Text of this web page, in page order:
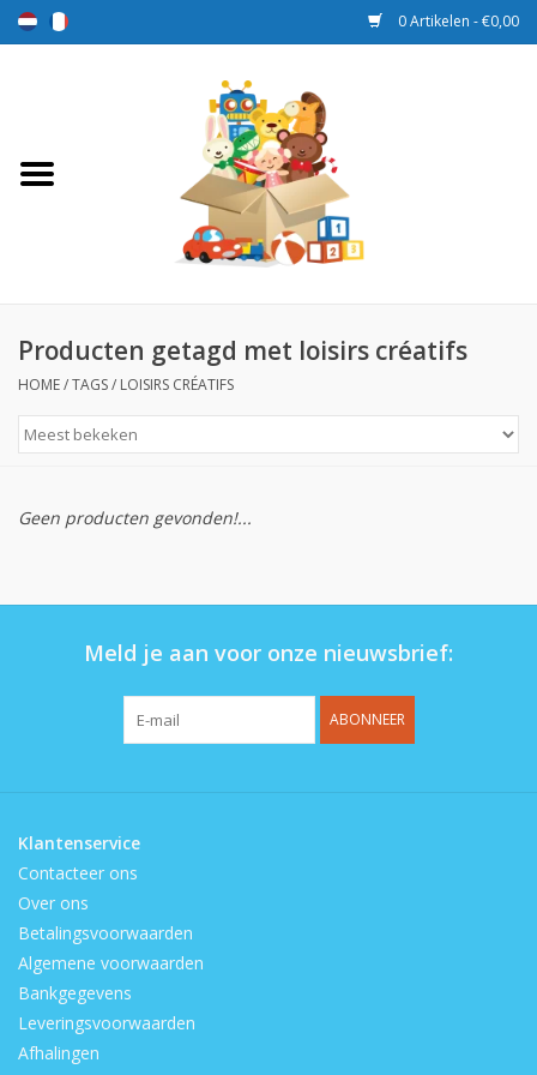
0 Artikelen - €0,00
Speelgoed
Beloningsdozen
Nieuw
Prijs
Producten getagd met loisirs créatifs
HOME/TAGS/ LOISIRS CRÉATIFS
Geen producten gevonden!...
Meld je aan voor onze nieuwsbrief:
ABONNEER
Klantenservice
Contacteer ons
Over ons
Betalingsvoorwaarden
Algemene voorwaarden
Bankgegevens
Leveringsvoorwaarden
Afhalingen